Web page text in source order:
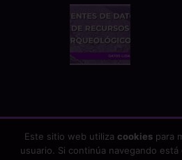
Este sitio web utiliza cookiespara
usuario. Si continúa navegando